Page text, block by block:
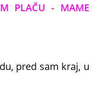
PLAČU - MAME
pred sam kraj, u